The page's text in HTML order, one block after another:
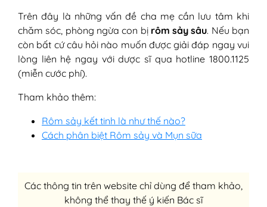
Trên đây là những vấn đề cha mẹ cần lưu tâm khi
chăm sóc, phòng ngừa con bịrôm sảy sâu. Nếu bạn
còn bất cứ câu hỏi nào muốn được giải đáp ngay vui
lòng liên hệ ngay với dược sĩ qua hotline 1800.1125
(miễn cước phí).
Tham khảo thêm:
Rôm sảy kết tinh là như thế nào?
Cách phân biệt Rôm sảy và Mụn sữa
Các thông tin trên website chỉ dùng để tham khảo,
không thể thay thế ý kiến Bác sĩ